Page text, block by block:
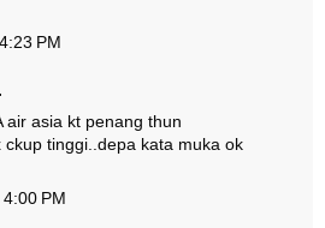
PM
air asia kt penang thun
ckup tinggi..depa kata muka ok
PM